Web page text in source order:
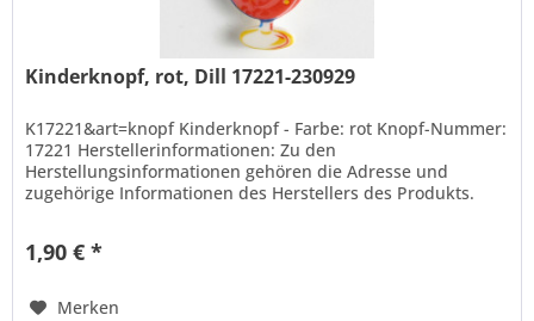
Kinderknopf, rot, Dill 17221-230929
K17221&art=knopf Kinderknopf - Farbe: rot Knopf-Nummer:
17221 Herstellerinformationen: Zu den
Herstellungsinformationen gehören die Adresse und
zugehörige Informationen des Herstellers des Produkts.
1,90 € *
Merken